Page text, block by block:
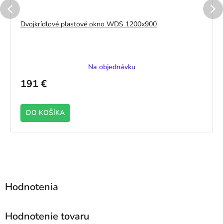
Dvojkrídlové plastové okno WDS 1200x900
Na objednávku
191 €
DO KOŠÍKA
Hodnotenie tovaru